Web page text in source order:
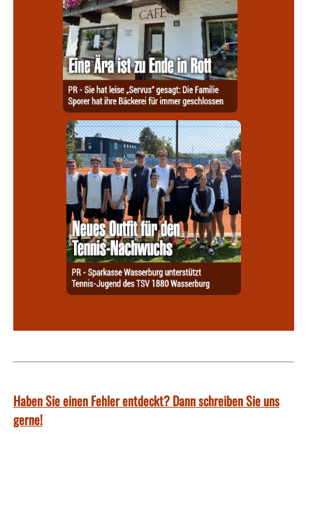
Haben Sie einen Fehler entdeckt? Dann schreiben Sie uns
gerne!